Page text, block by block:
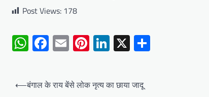
Post Views: 178
WhatsApp
Facebook
EmailPinterest
LinkedIn
X
Post
⟵बंगाल के राय बेंसे लोक नृत्य का छाया जादू